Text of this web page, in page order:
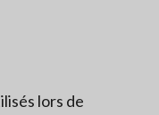
lors de